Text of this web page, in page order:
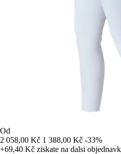
Od
2 058,00 Kč 1 388,00 Kč -33%
+69,40 Kč ziskate na dalsi